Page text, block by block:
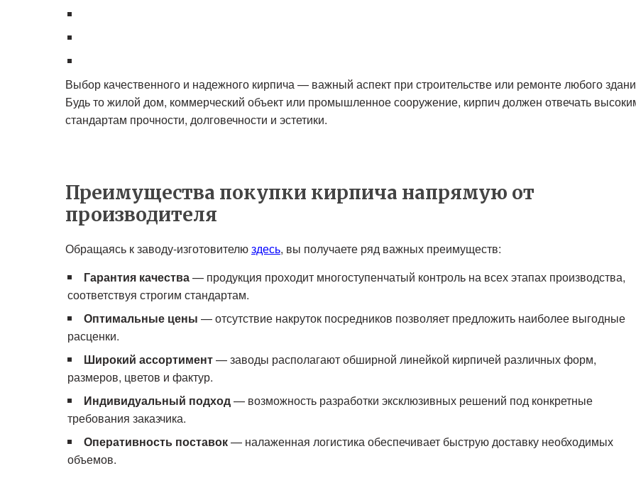
Выбор качественного и надежного кирпича — важный аспект при строительстве или ремонте любого
Будь то жилой дом, коммерческий объект или промышленное сооружение, кирпич должен отвечать
стандартам прочности, долговечности и эстетики.
Преимущества покупки кирпича напрямую от
производителя
Обращаясь к заводу-изготовителюздесь, вы получаете ряд важных преимуществ:
Гарантия качества— продукция проходит многоступенчатый контроль на всех этапах производства,
соответствуя строгим стандартам.
Оптимальные цены — отсутствие накруток посредников позволяет предложить наиболее выгодные
расценки.
Широкий ассортимент— заводы располагают обширной линейкой кирпичей различных форм,
размеров, цветов и фактур.
Индивидуальный подход— возможность разработки эксклюзивных решений под конкретные
требования заказчика.
Оперативность поставок— налаженная логистика обеспечивает быструю доставку необходимых
объемов.